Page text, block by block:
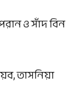
ও সাঁদ বিন
তাসনিয়া